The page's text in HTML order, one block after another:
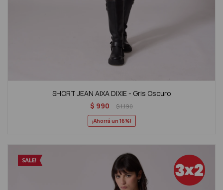
SHORT JEAN AIXA DIXIE - Gris Oscuro
$ 990 $1.190
16